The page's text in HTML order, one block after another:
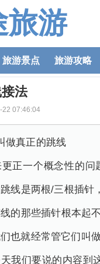
旅游
旅游景点 旅游攻略
法
22 07:46:04
做真正的跳线
正一个概念性的问
线是两根/三根插针
的那些插针根本起
也就经常管它们叫
我们要说的内容到